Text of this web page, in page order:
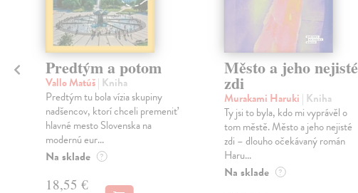
Predtým a potom
Vallo Matúš| Kniha
Predtým tu bola vízia skupiny
nadšencov, ktorí chceli premeniť
hlavné mesto Slovenska na
modernú eur...
Na sklade ?
18,55 €
Město a jeho nejisté
zdi
Murakami Haruki | Kniha
Ty jsi to byla, kdo mi vyprávěl o
tom městě. Město a jeho nejisté
zdi – dlouho očekávaný román
Haru...
Na sklade ?